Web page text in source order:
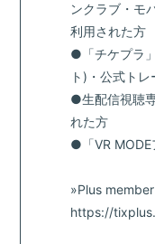
ンクラブ・モ
利用された方
●「チケプラ
ト)・公式ト
●生配信視聴
れた方
●「VR MODE
»Plus
https://